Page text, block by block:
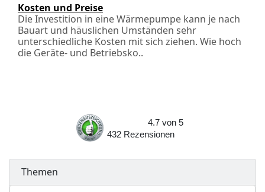
Kosten und Preise
Die Investition in eine Wärmepumpe kann je nach
Bauart und häuslichen Umständen sehr
unterschiedliche Kosten mit sich ziehen. Wie hoch
die Geräte- und Betriebsko..
4.7 von 5
432
Rezensionen
Themen